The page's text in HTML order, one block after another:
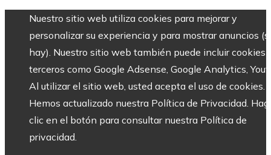
Nuestro sitio web utiliza cookies para mejorar y
personalizar su experiencia y para mostrar anuncios
hay). Nuestro sitio web también puede incluir cookies
terceros como Google Adsense, Google Analytics,
Al utilizar el sitio web, usted acepta el uso de cookies.
Hemos actualizado nuestra Política de Privacidad.
clic en el botón para consultar nuestra Política de
privacidad.